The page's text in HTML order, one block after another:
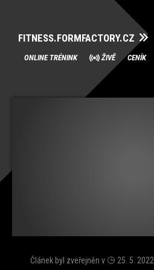
FITNESS.FORMFACTORY.CZ
Přeskočit
na
ONLINE TRÉNINK ŽIVĚ CENÍK
Článek byl zveřejněn v 25. 5. 2022